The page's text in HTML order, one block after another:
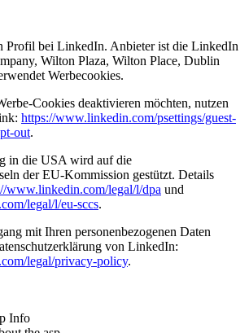
Profil bei LinkedIn. Anbieter ist die LinkedIn
Wilton Plaza, Wilton Place, Dublin
Werbecookies.
Cookies deaktivieren möchten, nutzen
https://www.linkedin.com/psettings/guest-
out.
in die USA wird auf die
der EU-Kommission gestützt. Details
www.linkedin.com/legal/l/dpa und
legal/l/eu-sccs.
mit Ihren personenbezogenen Daten
von LinkedIn:
legal/privacy-policy.
Info